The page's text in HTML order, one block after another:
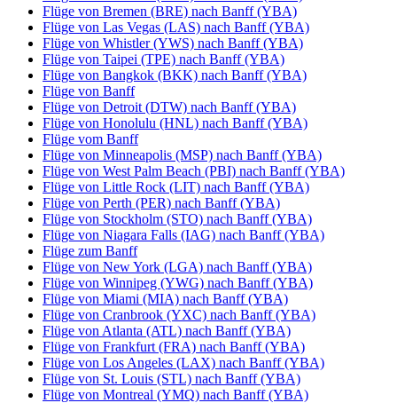
Flüge von Bremen (BRE) nach Banff (YBA)
Flüge von Las Vegas (LAS) nach Banff (YBA)
Flüge von Whistler (YWS) nach Banff (YBA)
Flüge von Taipei (TPE) nach Banff (YBA)
Flüge von Bangkok (BKK) nach Banff (YBA)
Flüge von Banff
Flüge von Detroit (DTW) nach Banff (YBA)
Flüge von Honolulu (HNL) nach Banff (YBA)
Flüge vom Banff
Flüge von Minneapolis (MSP) nach Banff (YBA)
Flüge von West Palm Beach (PBI) nach Banff (YBA)
Flüge von Little Rock (LIT) nach Banff (YBA)
Flüge von Perth (PER) nach Banff (YBA)
Flüge von Stockholm (STO) nach Banff (YBA)
Flüge von Niagara Falls (IAG) nach Banff (YBA)
Flüge zum Banff
Flüge von New York (LGA) nach Banff (YBA)
Flüge von Winnipeg (YWG) nach Banff (YBA)
Flüge von Miami (MIA) nach Banff (YBA)
Flüge von Cranbrook (YXC) nach Banff (YBA)
Flüge von Atlanta (ATL) nach Banff (YBA)
Flüge von Frankfurt (FRA) nach Banff (YBA)
Flüge von Los Angeles (LAX) nach Banff (YBA)
Flüge von St. Louis (STL) nach Banff (YBA)
Flüge von Montreal (YMQ) nach Banff (YBA)